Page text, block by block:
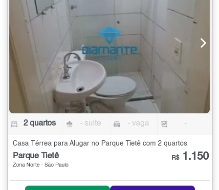
2 quartos - suíte - vaga -
Casa Térrea para Alugar no Parque Tietê com 2 quartos
Parque Tietê
Zona Norte - São Paulo
R$ 1.150